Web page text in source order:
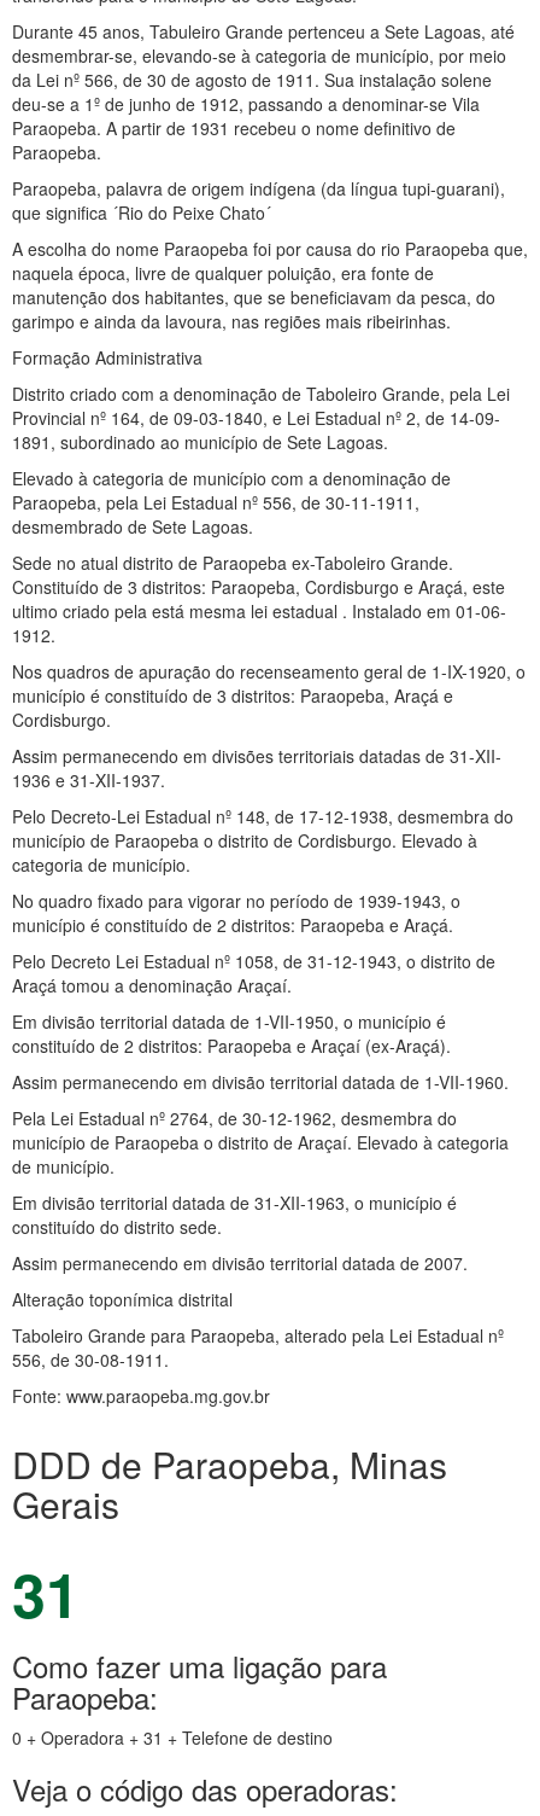
Durante 45 anos, Tabuleiro Grande pertenceu a Sete Lagoas, até
desmembrar-se, elevando-se à categoria de município, por meio
da Lei nº 566, de 30 de agosto de 1911. Sua instalação solene
deu-se a 1º de junho de 1912, passando a denominar-se Vila
Paraopeba. A partir de 1931 recebeu o nome definitivo de
Paraopeba.
Paraopeba, palavra de origem indígena (da língua tupi-guarani),
que significa ´Rio do Peixe Chato´
A escolha do nome Paraopeba foi por causa do rio Paraopeba que,
naquela época, livre de qualquer poluição, era fonte de
manutenção dos habitantes, que se beneficiavam da pesca, do
garimpo e ainda da lavoura, nas regiões mais ribeirinhas.
Formação Administrativa
Distrito criado com a denominação de Taboleiro Grande, pela Lei
Provincial nº 164, de 09-03-1840, e Lei Estadual nº 2, de 14-09-
1891, subordinado ao município de Sete Lagoas.
Elevado à categoria de município com a denominação de
Paraopeba, pela Lei Estadual nº 556, de 30-11-1911,
desmembrado de Sete Lagoas.
Sede no atual distrito de Paraopeba ex-Taboleiro Grande.
Constituído de 3 distritos: Paraopeba, Cordisburgo e Araçá, este
ultimo criado pela está mesma lei estadual . Instalado em 01-06-
1912.
Nos quadros de apuração do recenseamento geral de 1-IX-1920, o
município é constituído de 3 distritos: Paraopeba, Araçá e
Cordisburgo.
Assim permanecendo em divisões territoriais datadas de 31-XII-
1936 e 31-XII-1937.
Pelo Decreto-Lei Estadual nº 148, de 17-12-1938, desmembra do
município de Paraopeba o distrito de Cordisburgo. Elevado à
categoria de município.
No quadro fixado para vigorar no período de 1939-1943, o
município é constituído de 2 distritos: Paraopeba e Araçá.
Pelo Decreto Lei Estadual nº 1058, de 31-12-1943, o distrito de
Araçá tomou a denominação Araçaí.
Em divisão territorial datada de 1-VII-1950, o município é
constituído de 2 distritos: Paraopeba e Araçaí (ex-Araçá).
Assim permanecendo em divisão territorial datada de 1-VII-1960.
Pela Lei Estadual nº 2764, de 30-12-1962, desmembra do
município de Paraopeba o distrito de Araçaí. Elevado à categoria
de município.
Em divisão territorial datada de 31-XII-1963, o município é
constituído do distrito sede.
Assim permanecendo em divisão territorial datada de 2007.
Alteração toponímica distrital
Taboleiro Grande para Paraopeba, alterado pela Lei Estadual nº
556, de 30-08-1911.
Fonte: www.paraopeba.mg.gov.br
DDD de Paraopeba, Minas
Gerais
31
Como fazer uma ligação para
Paraopeba:
0 + Operadora + 31 + Telefone de destino
Veja o código das operadoras: